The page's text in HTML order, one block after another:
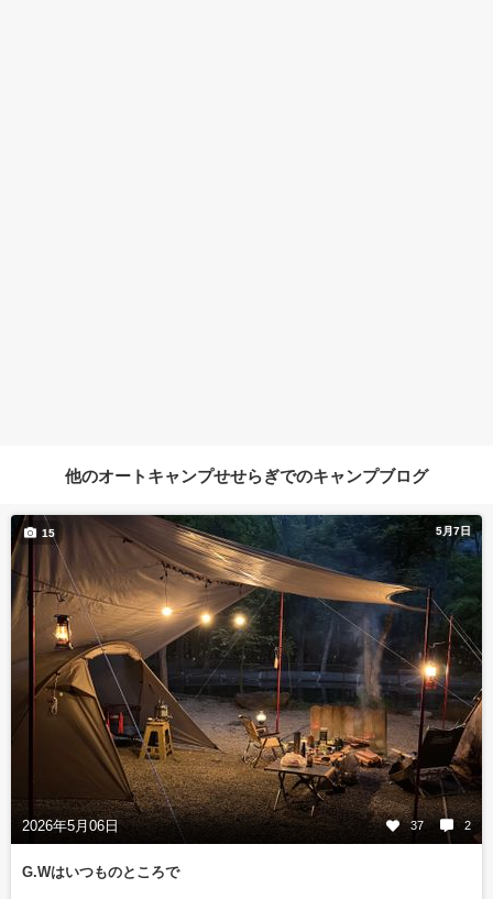
他のオートキャンプせせらぎでのキャンプブログ
5月7日
2026年5月06日 37 2
15
G.Wはいつものところで